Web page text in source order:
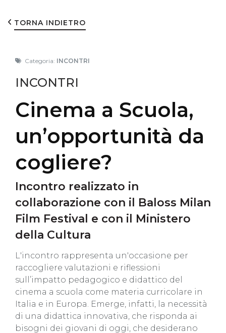
TORNA INDIETRO
Categoria: INCONTRI
INCONTRI
Cinema a Scuola,
un’opportunità da
cogliere?
Incontro realizzato in
collaborazione con il Baloss Milan
Film Festival e con il Ministero
della Cultura
L'incontro rappresenta un'occasione per
raccogliere valutazioni e riflessioni
sull’impatto pedagogico e didattico del
cinema a scuola come materia curricolare in
Italia e in Europa. Emerge, infatti, la necessità
di una didattica innovativa, che risponda ai
bisogni dei giovani di oggi, che desiderano